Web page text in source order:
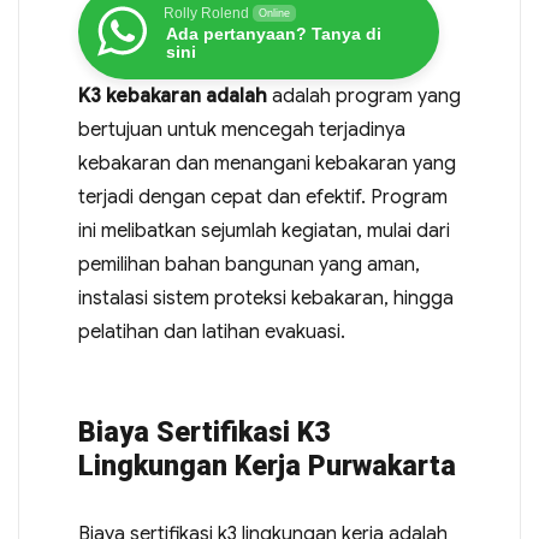
Rolly Rolend Online
Ada pertanyaan? Tanya di
sini
K3 kebakaran adalahadalah program yang
bertujuan untuk mencegah terjadinya
kebakaran dan menangani kebakaran yang
terjadi dengan cepat dan efektif. Program
ini melibatkan sejumlah kegiatan, mulai dari
pemilihan bahan bangunan yang aman,
instalasi sistem proteksi kebakaran, hingga
pelatihan dan latihan evakuasi.
Biaya Sertifikasi K3
Lingkungan Kerja Purwakarta
Biaya sertifikasi k3 lingkungan kerja adalah